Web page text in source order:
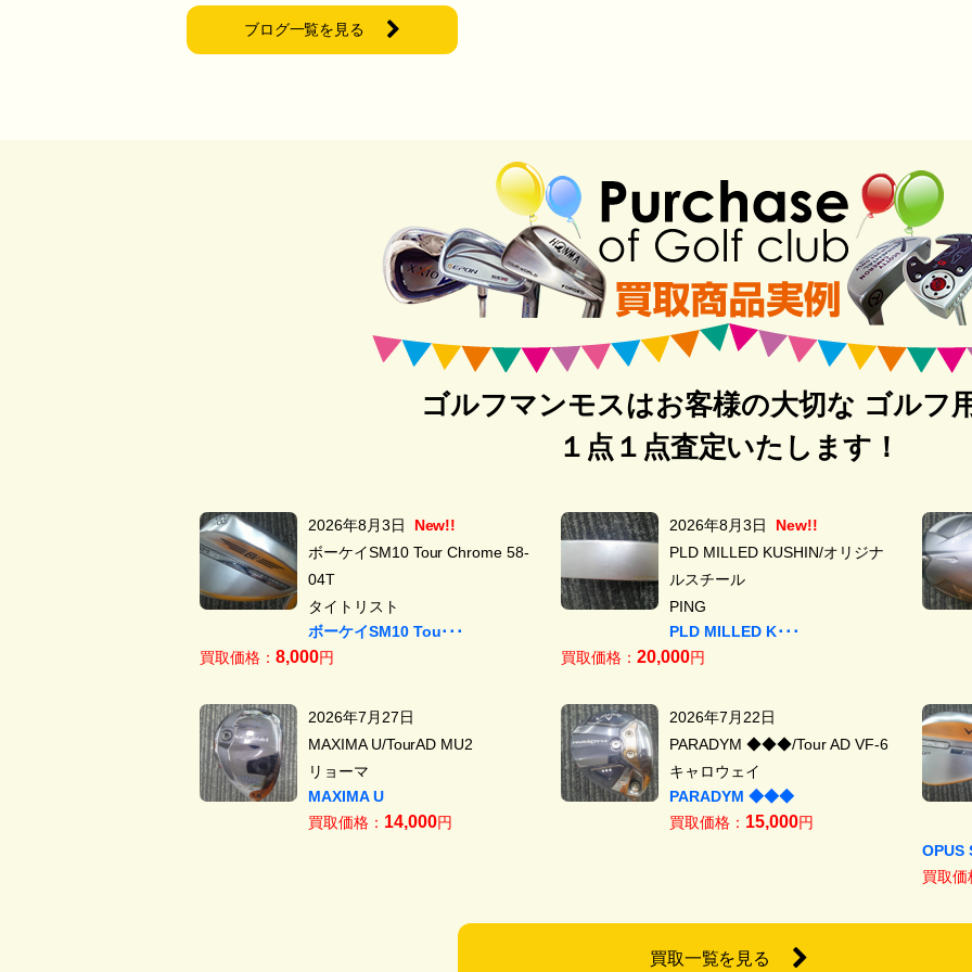
ブログ一覧を見る
ゴルフマンモスはお客様の大切な ゴルフ
１点１点査定いたします！
2026年8月3日
New!!
ボーケイSM10 Tour Chrome 58-
04T
タイトリスト
ボーケイSM10 Tou･･･
買取価格： 8,000円
2026年8月3日
New!!
PLD MILLED KUSHIN/オリジナ
ルスチール
PING
PLD MILLED K･･･
買取価格： 20,000円
2026年7月27日
MAXIMA U/TourAD MU2
リョーマ
MAXIMA U
買取価格： 14,000円
2026年7月22日
PARADYM ◆◆◆/Tour AD VF-6
キャロウェイ
PARADYM ◆◆◆
買取価格： 15,000円
OPUS
買取価
買取一覧を見る